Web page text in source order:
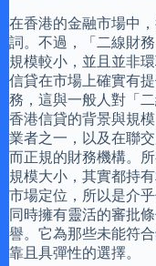
在香港的金融市場中
詞。不過，「二線財
規模較小，並且並非
信貸在市場上確實有
務，這與一般人對「
香港信貸的背景與規
業者之一，以及在聯
而正規的財務機構。
規模大小，其實都持
市場定位，所以是介
同時擁有靈活的審批
譽。它為那些未能符
靠且具彈性的選擇。